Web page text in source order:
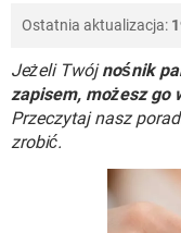
INSTAGRAM
WINDOWS 10
INSTAGRAM
WINDOWS 10
COVID-19
GRY
SPOTIFY
INSTAGRAM
COVID-19
GRY
Ostatnia aktualizacja:
Jeżeli Twójnośnik
zapisem, możesz go
Przeczytaj nasz
zrobić.